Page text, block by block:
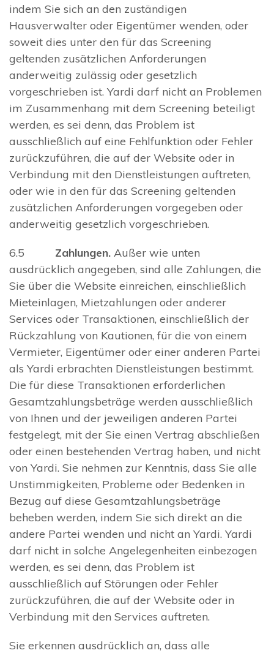
indem Sie sich an den zuständigen
Hausverwalter oder Eigentümer wenden, oder
soweit dies unter den für das Screening
geltenden zusätzlichen Anforderungen
anderweitig zulässig oder gesetzlich
vorgeschrieben ist. Yardi darf nicht an Problemen
im Zusammenhang mit dem Screening beteiligt
werden, es sei denn, das Problem ist
ausschließlich auf eine Fehlfunktion oder Fehler
zurückzuführen, die auf der Website oder in
Verbindung mit den Dienstleistungen auftreten,
oder wie in den für das Screening geltenden
zusätzlichen Anforderungen vorgegeben oder
anderweitig gesetzlich vorgeschrieben.
6.5 Zahlungen. Außer wie unten
ausdrücklich angegeben, sind alle Zahlungen, die
Sie über die Website einreichen, einschließlich
Mieteinlagen, Mietzahlungen oder anderer
Services oder Transaktionen, einschließlich der
Rückzahlung von Kautionen, für die von einem
Vermieter, Eigentümer oder einer anderen Partei
als Yardi erbrachten Dienstleistungen bestimmt.
Die für diese Transaktionen erforderlichen
Gesamtzahlungsbeträge werden ausschließlich
von Ihnen und der jeweiligen anderen Partei
festgelegt, mit der Sie einen Vertrag abschließen
oder einen bestehenden Vertrag haben, und nicht
von Yardi. Sie nehmen zur Kenntnis, dass Sie alle
Unstimmigkeiten, Probleme oder Bedenken in
Bezug auf diese Gesamtzahlungsbeträge
beheben werden, indem Sie sich direkt an die
andere Partei wenden und nicht an Yardi. Yardi
darf nicht in solche Angelegenheiten einbezogen
werden, es sei denn, das Problem ist
ausschließlich auf Störungen oder Fehler
zurückzuführen, die auf der Website oder in
Verbindung mit den Services auftreten.
Sie erkennen ausdrücklich an, dass alle